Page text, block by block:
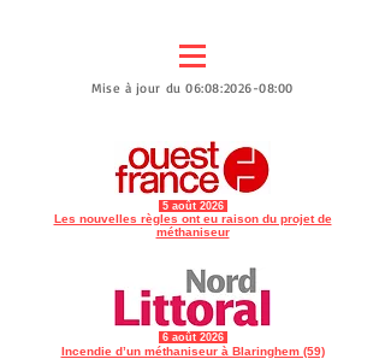
Mise à jour du 06:08:2026-08:00
5 août 2026
Les nouvelles règles ont eu raison du projet de
méthaniseur
6 août 2026
Incendie d’un méthaniseur à Blaringhem (59)